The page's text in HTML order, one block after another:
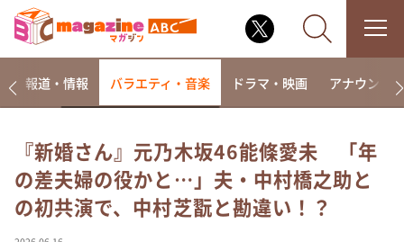
なるみ・岡村の過ぎるTV
相席食堂
報道・情報 バラエティ・音楽 ドラマ・映画 アナウンサー
『新婚さん』元乃木坂46能條愛未 「年
の差夫婦の役かと…」夫・中村橋之助と
の初共演で、中村芝翫と勘違い！？